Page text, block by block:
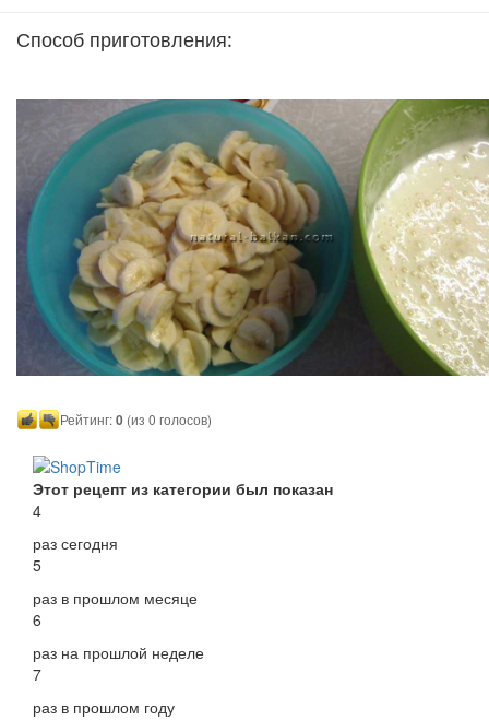
Способ приготовления:
Рейтинг:0 (из 0 голосов)
Этот рецепт из категории был показан
4
раз сегодня
5
раз в прошлом месяце
6
раз на прошлой неделе
7
раз в прошлом году